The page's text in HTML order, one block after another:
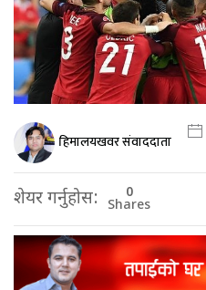
हिमालयखवर संवाददाता
शेयर गर्नुहोस: 0
Shares